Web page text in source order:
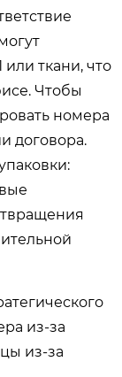
ткани, что
Чтобы
номера
договора.
из-за
из-за